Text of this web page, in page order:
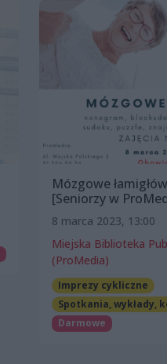
Mózgowe
[Seniorzy w
8 marca 2023, 13:00
Miejska Biblioteka
(ProMedia)
Imprezy cykliczne
Spotkania, wykłady,
Darmowe